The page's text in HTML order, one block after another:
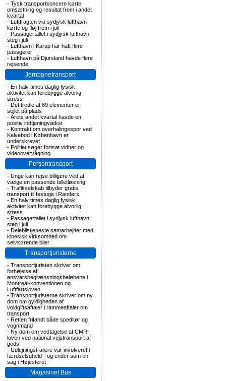
- Tysk transportkoncern kørte
omsætning og resultat frem i andet
kvartal
- Luftfragten via sydjysk lufthavn
kørte og fløj frem i juli
- Passagertallet i sydjysk lufthavn
steg i juli
- Lufthavn i Karup har haft flere
passgerer
- Lufthavn på Djursland havde flere
rejsende
Jernbanetransport
- En halv times daglig fysisk
aktivitet kan forebygge alvorlig
stress
- Det tredie af 89 elementer er
sejlet på plads
- Årets andet kvartal havde en
positiv indtjeningvækst
- Kontrakt om overhalingsspor ved
Kalvebod i København er
underskrevet
- Politiet søger fortsat vidner og
videoovervågning
Persontransport
- Unge kan rejse billigere ved at
vælge en passende billetløsning
- Trafikselskab tilbyder gratis
transport til festuge i Randers
- En halv times daglig fysisk
aktivitet kan forebygge alvorlig
stress
- Passagertallet i sydjysk lufthavn
steg i juli
- Delebilstjeneste samarbejder med
kinesisk virksomhed om
selvkørende biler
Transportjuristerne
- Transportjuristen skriver om
forhøjelse af
ansvarsbegrænsningsbeløbene i
Montreal-konventionen og
Luftfartsloven
- Transportjuristerne skriver om ny
dom om gyldigheden af
voldgiftsaftaler i rammeaftaler om
transport
- Retten frifandt både speditør og
vognmand
- Ny dom om vedtagelse af CMR-
loven ved national vejstransport af
gods
- Udlejningstrailere var involveret i
færdselsuheld - og ender som en
sag i Højesteret
Magasinet Bus